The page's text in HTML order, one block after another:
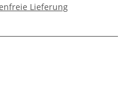
Lieferung